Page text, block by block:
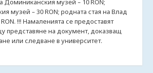
Доминиканския музей – 10 RON;
музей – 30 RON; родната стая на Влад
!!! Намаленията се предоставят
представяне на документ, доказващ
или следване в университет.